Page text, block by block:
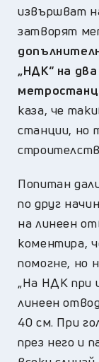
извършват
затворят
„НДК“ на
каза, че
станции, но
Попитан
по друг
на линеен
коментира,
помогне, но
„На НДК при
линеен
40 см. При
през него и